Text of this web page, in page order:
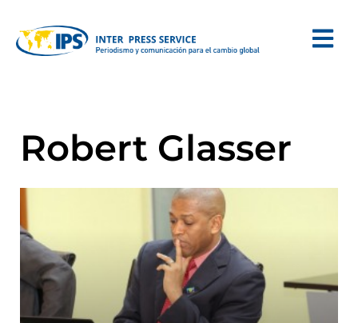
Robert Glasser